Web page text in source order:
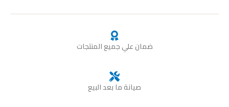
ضمان علي جميع المنتجات
صيانة ما بعد البيع